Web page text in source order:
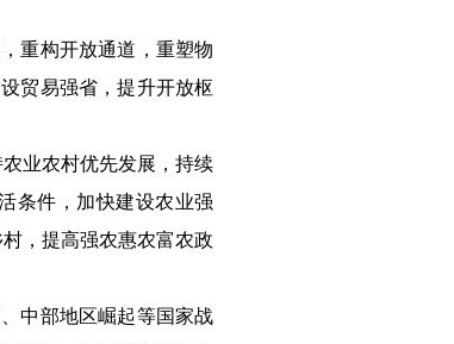
重构开放通道，重塑物
贸易强省，提升开放枢
业农村优先发展，持续
条件，加快建设农业强
，提高强农惠农富农政
中部地区崛起等国家战